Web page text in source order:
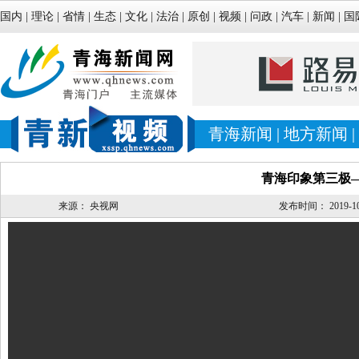
国内 理论 省情 生态 文化 法治 原创 视频 问政 汽车 新闻 国
青海新闻 | 地方新闻 |
青海印象第三
来源： 央视网 发布时间： 2019-